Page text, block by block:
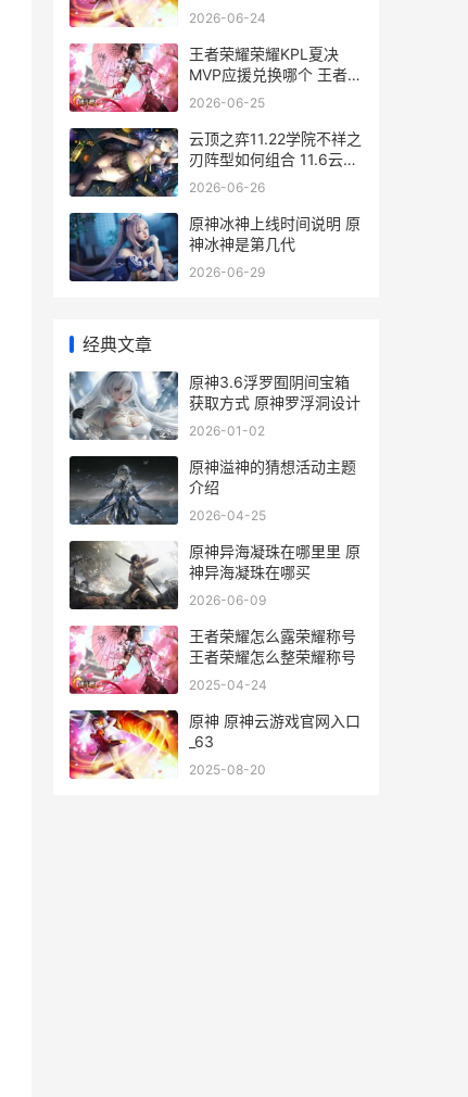
wlkT10套哪里换
2026-06-24
王者荣耀荣耀KPL夏决
MVP应援兑换哪个 王者荣
耀荣耀水晶保底多少
2026-06-25
云顶之弈11.22学院不祥之
刃阵型如何组合 11.6云顶
之弈
2026-06-26
原神冰神上线时间说明 原
神冰神是第几代
2026-06-29
经典文章
原神3.6浮罗囿阴间宝箱
获取方式 原神罗浮洞设计
2026-01-02
原神溢神的猜想活动主题
介绍
2026-04-25
原神异海凝珠在哪里里 原
神异海凝珠在哪买
2026-06-09
王者荣耀怎么露荣耀称号
王者荣耀怎么整荣耀称号
2025-04-24
原神 原神云游戏官网入口
_63
2025-08-20